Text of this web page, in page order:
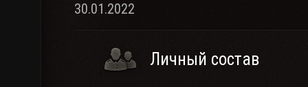
30.01.2022
Личный состав